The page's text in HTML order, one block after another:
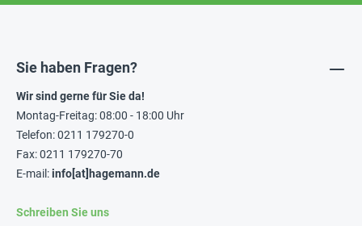
Sie haben Fragen?
Wir sind gerne für Sie da!
Montag-Freitag: 08:00 - 18:00 Uhr
Telefon: 0211 179270-0
Fax: 0211 179270-70
E-mail:info[at]hagemann.de
Schreiben Sie uns